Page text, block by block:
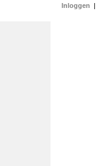
Inloggen |